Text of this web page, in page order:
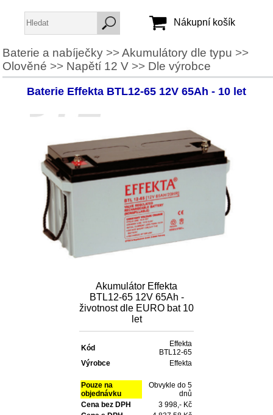
Jméno:
Heslo:
Zapomenuté heslo
Nákupní košík
Baterie a nabíječky>>Akumulátory dle typu >>
Olověné >> Napětí 12 V>> Dle výrobce
Baterie Effekta BTL12-65 12V 65Ah - 10 let
Akumulátor Effekta
BTL12-65 12V 65Ah -
životnost dle EURO bat 10
let
Kód
Effekta
BTL12-65
Výrobce
Effekta
Pouze na
objednávku
Obvykle do 5
dnů
Cena bez DPH
3 998,- Kč